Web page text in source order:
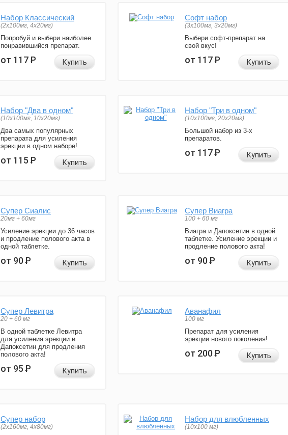
Набор Классический
(2x100мг, 4x20мг)
Попробуй и выбери наиболее
понравившийся препарат.
от 117Р Купить
Софт набор
(3x100мг, 3x20мг)
Выбери софт-препарат на
свой вкус!
от 117Р Купить
Набор "Два в одном"
(10x100мг, 10x20мг)
Два самых популярных
препарата для усиления
эрекции в одном наборе!
от 115Р Купить
Набор "Три в одном"
(10x100мг, 20x20мг)
Большой набор из 3-х
препаратов.
от 117Р Купить
Супер Сиалис
20мг + 60мг
Усиление эрекции до 36 часов
и продление полового акта в
одной таблетке.
от 90Р Купить
Супер Виагра
100 + 60 мг
Виагра и Дапоксетин в одной
таблетке. Усиление эрекции и
продление полового акта!
от 90Р Купить
Супер Левитра
20 + 60 мг
В одной таблетке Левитра
для усиления эрекции и
Дапоксетин для продления
полового акта!
от 95Р Купить
Аванафил
100 мг
Препарат для усиления
эрекции нового поколения!
от 200Р Купить
Супер набор
(2х160мг, 4х80мг)
Набор для влюбленных
(10х100 мг)